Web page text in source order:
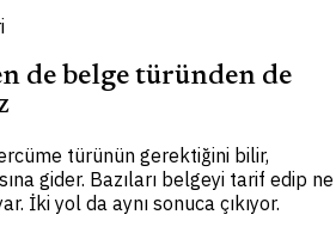
de belge türünden de
türünün gerektiğini bilir,
gider. Bazıları belgeyi tarif edip ne
İki yol da aynı sonuca çıkıyor.